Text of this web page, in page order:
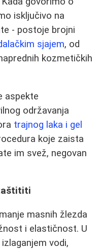
isključivo na
- postoje brojni
sjajem, od
kozmetičkih
aspekte
održavanja
trajnog laka i gel
koje zaista
im svež, negovan
masnih žlezda
i elastičnost. U
vodi,